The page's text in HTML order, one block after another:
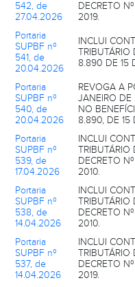
542, de
27.04.2026
DECRETO
2019.
Portaria
SUPBF nº
541, de
20.04.2026
INCLUI
TRIBUTÁRIO
8.890 DE 15
Portaria
SUPBF nº
540, de
20.04.2026
REVOGA A
JANEIRO
NO
8.890, DE 15
Portaria
SUPBF nº
539, de
17.04.2026
INCLUI
TRIBUTÁRIO
DECRETO
2010.
Portaria
SUPBF nº
538, de
14.04.2026
INCLUI
TRIBUTÁRIO
DECRETO
2010.
Portaria
SUPBF nº
537, de
14.04.2026
INCLUI
TRIBUTÁRIO
DECRETO
2019.